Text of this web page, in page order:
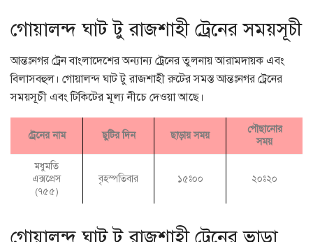
গোয়ালন্দ ঘাট টু রাজশাহী ট্রেনের সময়সূচী
আন্তঃনগর ট্রেন বাংলাদেশের অন্যান্য ট্রেনের তুলনায় আরামদায়ক এবং
বিলাসবহুল। গোয়ালন্দ ঘাট টু রাজশাহী রুটের সমস্ত আন্তঃনগর ট্রেনের
সময়সূচী এবং টিকিটের মূল্য নীচে দেওয়া আছে।
ট্রেনের নাম ছুটির দিন ছাড়ায় সময়
পৌছানোর
সময়
মধুমতি
এক্সপ্রেস
(৭৫৫)
বৃহস্পতিবার ১৫ঃ০০ ২০ঃ২০
গোয়ালন্দ ঘাট টু রাজশাহী ট্রেনের ভাড়া